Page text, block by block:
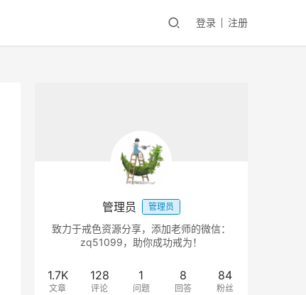
登录 注册
管理员 管理员
致力于戒色资源分享，添加老师的微信：
zq51099，助你成功戒为！
1.7K
文章
128
评论
1
问题
8
回答
84
粉丝